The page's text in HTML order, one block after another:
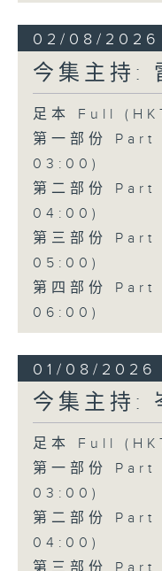
02/08/2026
今集主持:
足本 Full
第一部份
03:00)
第二部份
04:00)
第三部份
05:00)
第四部份
06:00)
01/08/2026
今集主持:
足本 Full
第一部份
03:00)
第二部份
04:00)